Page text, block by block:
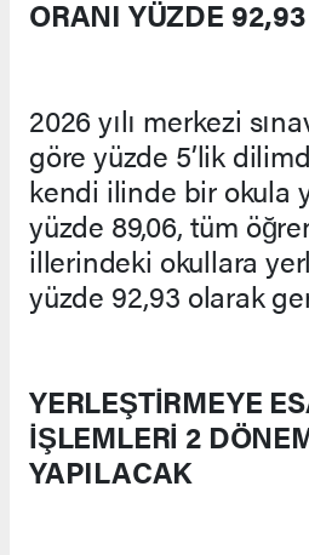
ORANI YÜZDE 92,93
2026 yılı merkezi
göre yüzde 5’lik
kendi ilinde bir okula
yüzde 89,06, tüm
illerindeki okullara
yüzde 92,93 olarak
YERLEŞTİRMEYE
İŞLEMLERİ 2
YAPILACAK